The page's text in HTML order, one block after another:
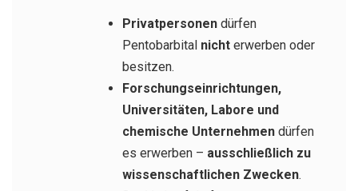
Privatpersonendürfen
Pentobarbital nichterwerben oder
besitzen.
Forschungseinrichtungen,
Universitäten, Labore und
chemische Unternehmendürfen
es erwerben – ausschließlich zu
wissenschaftlichen Zwecken.